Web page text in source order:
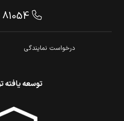
81054
درخواست نمایندگی
توسعه یافته